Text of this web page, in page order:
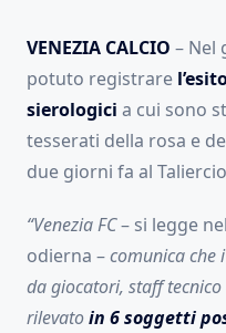
VENEZIA CALCIO – Nel
potuto registrare
sierologici a cui sono
tesserati della rosa e
due giorni fa al
“Venezia FC– si legge
odierna –comunica che
da giocatori, staff
rilevatoin 6 soggetti